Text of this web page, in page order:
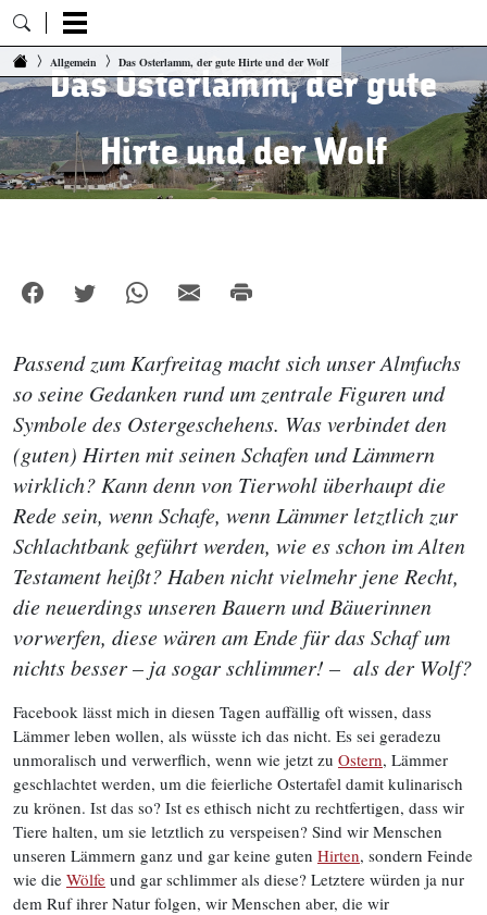
Zum Inhalt springen
Allgemein Das Osterlamm, der gute Hirte und der Wolf
Das Osterlamm, der gute
Hirte und der Wolf
Passend zum Karfreitag macht sich unser Almfuchs
so seine Gedanken rund um zentrale Figuren und
Symbole des Ostergeschehens. Was verbindet den
(guten) Hirten mit seinen Schafen und Lämmern
wirklich? Kann denn von Tierwohl überhaupt die
Rede sein, wenn Schafe, wenn Lämmer letztlich zur
Schlachtbank geführt werden, wie es schon im Alten
Testament heißt? Haben nicht vielmehr jene Recht,
die neuerdings unseren Bauern und Bäuerinnen
vorwerfen, diese wären am Ende für das Schaf um
nichts besser – ja sogar schlimmer! – als der Wolf?
Facebook lässt mich in diesen Tagen auffällig oft wissen, dass
Lämmer leben wollen, als wüsste ich das nicht. Es sei geradezu
unmoralisch und verwerflich, wenn wie jetzt zu Ostern, Lämmer
geschlachtet werden, um die feierliche Ostertafel damit kulinarisch
zu krönen. Ist das so? Ist es ethisch nicht zu rechtfertigen, dass wir
Tiere halten, um sie letztlich zu verspeisen? Sind wir Menschen
unseren Lämmern ganz und gar keine guten Hirten, sondern Feinde
wie die Wölfe und gar schlimmer als diese? Letztere würden ja nur
dem Ruf ihrer Natur folgen, wir Menschen aber, die wir